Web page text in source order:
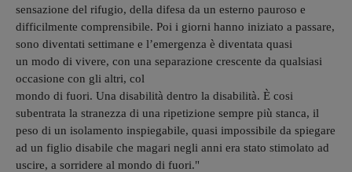
sensazione del rifugio, della difesa da un esterno pauroso e
difficilmente comprensibile. Poi i giorni hanno iniziato a passare,
sono diventati settimane e l’emergenza è diventata quasi
un modo di vivere, con una separazione crescente da qualsiasi
occasione con gli altri, col
mondo di fuori. Una disabilità dentro la disabilità. È cosi
subentrata la stranezza di una ripetizione sempre più stanca, il
peso di un isolamento inspiegabile, quasi impossibile da spiegare
ad un figlio disabile che magari negli anni era stato stimolato ad
uscire, a sorridere al mondo di fuori."